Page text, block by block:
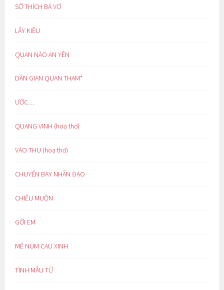
SỞ THÍCH BÁ VƠ
LẨY KIỀU
QUAN NÀO AN YÊN
DÂN GIAN QUAN THAM*
ƯỚC…
QUANG VINH (hoạ thơ)
VÀO THU (hoạ thơ)
CHUYẾN BAY NHÂN ĐẠO
CHIỀU MUỘN
GỞI EM
MÊ NÚM CAU XINH
TÌNH MẪU TỬ